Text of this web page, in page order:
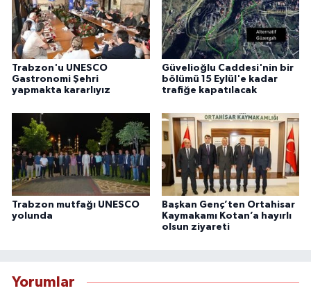
Trabzon'u UNESCO
Gastronomi Şehri
yapmakta kararlıyız
Güvelioğlu Caddesi'nin bir
bölümü 15 Eylül'e kadar
trafiğe kapatılacak
Trabzon mutfağı UNESCO
yolunda
Başkan Genç’ten Ortahisar
Kaymakamı Kotan’a hayırlı
olsun ziyareti
Yorumlar